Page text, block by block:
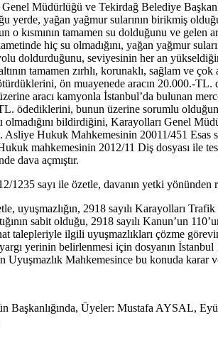
Müdürlüğü ve Tekirdağ Belediye
yerde, yağan yağmur sularının birikmiş
o kısmının tamamen su dolduğunu ve
hiç su olmadığını, yağan yağmur
doldurduğunu, seviyesinin her an
tamamen zırhlı, korunaklı, sağlam ve
ön muayenede aracın 20.000.-
aracı kamyonla İstanbul’da bulunan
ödediklerini, bunun üzerine sorumlu
bildirdiğini, Karayolları Genel
Hukuk Mahkemesinin 20011/451 Esas
mahkemesinin 2012/11 Diş dosyası ile
dava açmıştır.
sayı ile özetle, davanın yetki
uyuşmazlığın, 2918 sayılı Karayolları
sabit olduğu, 2918 sayılı Kanun’un
talepleriyle ilgili uyuşmazlıkları çözme
yerinin belirlenmesi için dosyanın
Uyuşmazlık Mahkemesince bu konuda karar
Başkanlığında, Üyeler: Mustafa AYSAL,